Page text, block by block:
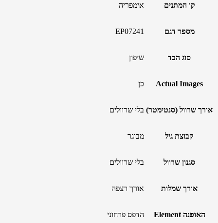
קו המתנים אימפריה
מספר דגם EP07241
סוג הבד שיפון
Actual Images כן
אורך שרוול (סנטימטר) בלי שרוולים
קבוצת גיל מבוגר
סגנון שרוול בלי שרוולים
אורך שמלות אורך רצפה
האופנה Element הדפס פרחוני